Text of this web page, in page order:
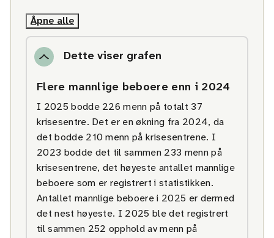
Åpne alle
Dette viser grafen
Flere mannlige beboere enn i 2024
I 2025 bodde 226 menn på totalt 37
krisesentre. Det er en økning fra 2024, da
det bodde 210 menn på krisesentrene. I
2023 bodde det til sammen 233 menn på
krisesentrene, det høyeste antallet mannlige
beboere som er registrert i statistikken.
Antallet mannlige beboere i 2025 er dermed
det nest høyeste. I 2025 ble det registrert
til sammen 252 opphold av menn på